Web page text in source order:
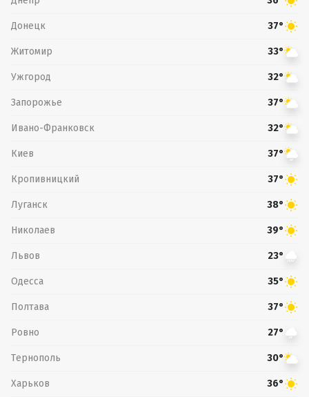
Донецк 37°
Житомир 33°
Ужгород 32°
Запорожье 37°
Ивано-Франковск 32°
Киев 37°
Кропивницкий 37°
Луганск 38°
Николаев 39°
Львов 23°
Одесса 35°
Полтава 37°
Ровно 27°
Тернополь 30°
Харьков 36°